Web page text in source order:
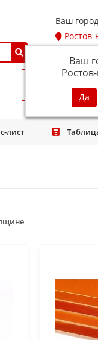
Ваш город
Ваш
лист